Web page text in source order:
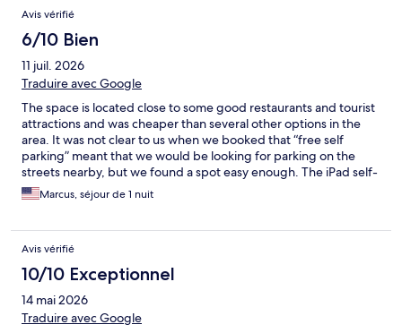
Avis vérifié
6/10 Bien
11 juil. 2026
Traduire avec Google
The space is located close to some good restaurants and tourist
attractions and was cheaper than several other options in the
area. It was not clear to us when we booked that “free self
parking” meant that we would be looking for parking on the
streets nearby, but we found a spot easy enough. The iPad self-
check-in was not functioning when we arrived. After about a
half-hour in the lobby, we were able to have someone call us
extremely warm inside even with the fan running and the coffee
maker didn’t seem to function.
Marcus, séjour de 1 nuit
Avis vérifié
10/10 Exceptionnel
14 mai 2026
Traduire avec Google